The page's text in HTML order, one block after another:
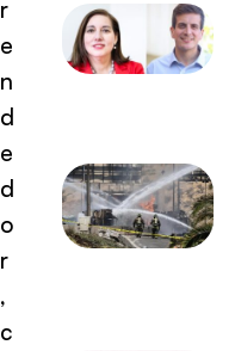
r
e
n
d
e
d
o
r
,
c